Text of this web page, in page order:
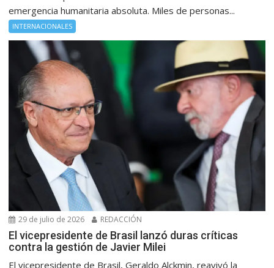
emergencia humanitaria absoluta. Miles de personas...
INTERNACIONALES
29 de julio de 2026 REDACCIÓN
El vicepresidente de Brasil lanzó duras críticas
contra la gestión de Javier Milei
El vicepresidente de Brasil, Geraldo Alckmin, reavivó la